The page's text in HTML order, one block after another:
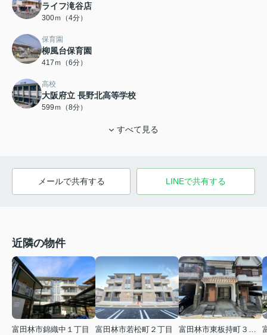
ライフ滝谷店
300ｍ（4分）
保育園
柳風台保育園
417ｍ（6分）
高校
大阪府立 長野北高等学校
599ｍ（8分）
すべて見る
メールで共有する LINEで共有する
近隣の物件
富田林市錦織中１丁目
富田林市若松町２丁目